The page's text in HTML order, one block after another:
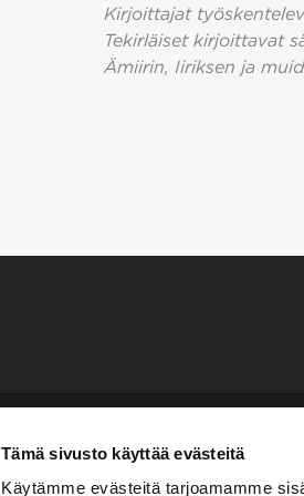
Tämä sivusto käyttää evästeitä
Käytämme evästeitä tarjoamamme
Kirjoittajat
Tekirläiset kirjoittavat
Ämiirin, Iiriksen ja